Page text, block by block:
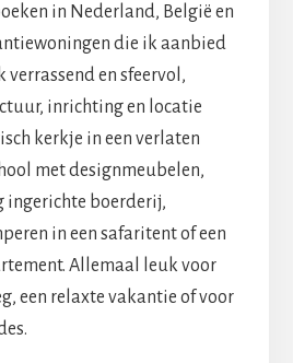
in Nederland, België en
die ik aanbied
en sfeervol,
inrichting en locatie
kerkje in een verlaten
met designmeubelen,
ingerichte boerderij,
in een safaritent of een
Allemaal leuk voor
een relaxte vakantie of voor